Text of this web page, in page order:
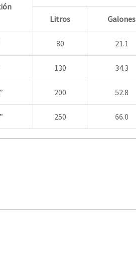
Litros
Galones
80 21.1
130 34.3
200 52.8
250 66.0